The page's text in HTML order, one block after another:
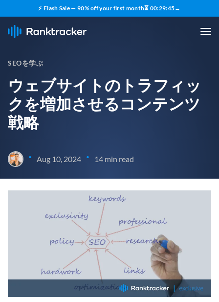
⚡ Flash Sale — 90% off your first month⏳ 00:29:43→
SEOを学ぶ
ウェブサイトのトラフィッ
クを増加させるコンテンツ
戦略
• Aug 10, 2024 • 14 min read